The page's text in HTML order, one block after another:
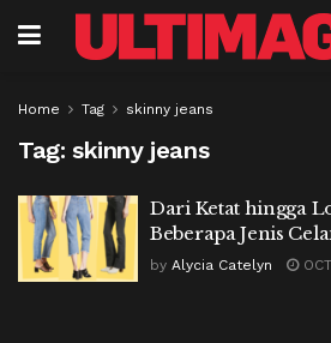
Home Tag skinny jeans
Tag: skinny jeans
Dari Ketat hingga
Beberapa Jenis
by Alycia Catelyn